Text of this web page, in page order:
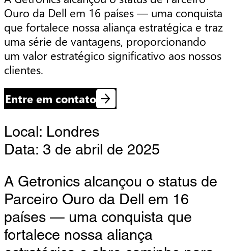
Ouro da Dell em 16 países — uma conquista
que fortalece nossa aliança estratégica e traz
uma série de vantagens, proporcionando
um valor estratégico significativo aos nossos
clientes.
Entre em contato
Local: Londres
Data: 3 de abril de 2025
A Getronics alcançou o status de
Parceiro Ouro da Dell em 16
países — uma conquista que
fortalece nossa aliança